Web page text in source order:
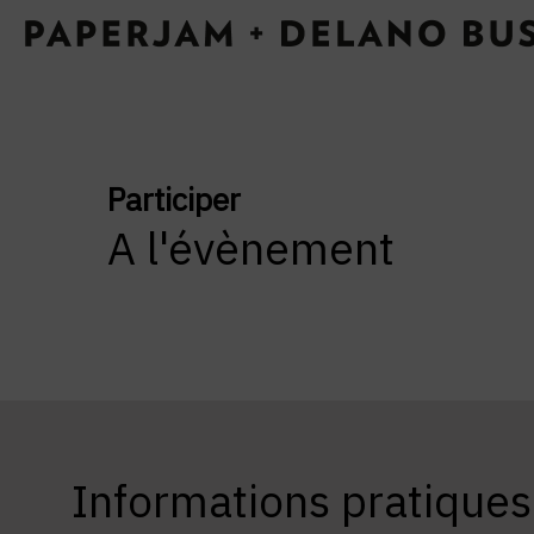
Participer
A l'évènement
Informations pratiques